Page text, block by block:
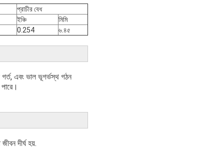
প্রাচীর বেধ
ইঞ্চি
মিমি
0.254
৬.৪৫
গর্ত, এবং ভাল ভূগর্ভস্থ গঠন
দীর্ঘ হয়.